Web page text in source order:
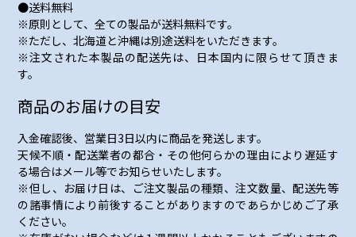
●送料無料
※原則として、全ての製品が送料無料です。
※ただし、北海道と沖縄は別途送料をいただきます。
※注文された本製品の配送先は、日本国内に限らせて頂きま
す。
商品のお届けの目安
入金確認後、営業日3日以内に商品を発送します。
天候不順・配送業者の都合・その他何らかの理由により遅延す
る場合はメール等でお知らせいたします。
※但し、お届け日は、ご注文製品の種類、注文数量、配送先等
の諸事情により前後することがありますのであらかじめご了承
ください。